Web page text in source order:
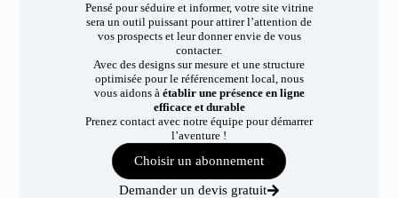
Pensé pour séduire et informer, votre site vitrine
sera un outil puissant pour attirer l’attention de
vos prospects et leur donner envie de vous
contacter.
Avec des designs sur mesure et une structure
optimisée pour le référencement local, nous
vous aidons à établir une présence en ligne
efficace et durable
Prenez contact avec notre équipe pour démarrer
l’aventure !
Choisir un abonnement
Demander un devis gratuit